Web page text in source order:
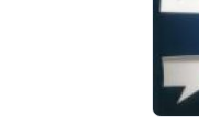
技能提升与重塑
培养您的员工应对未来